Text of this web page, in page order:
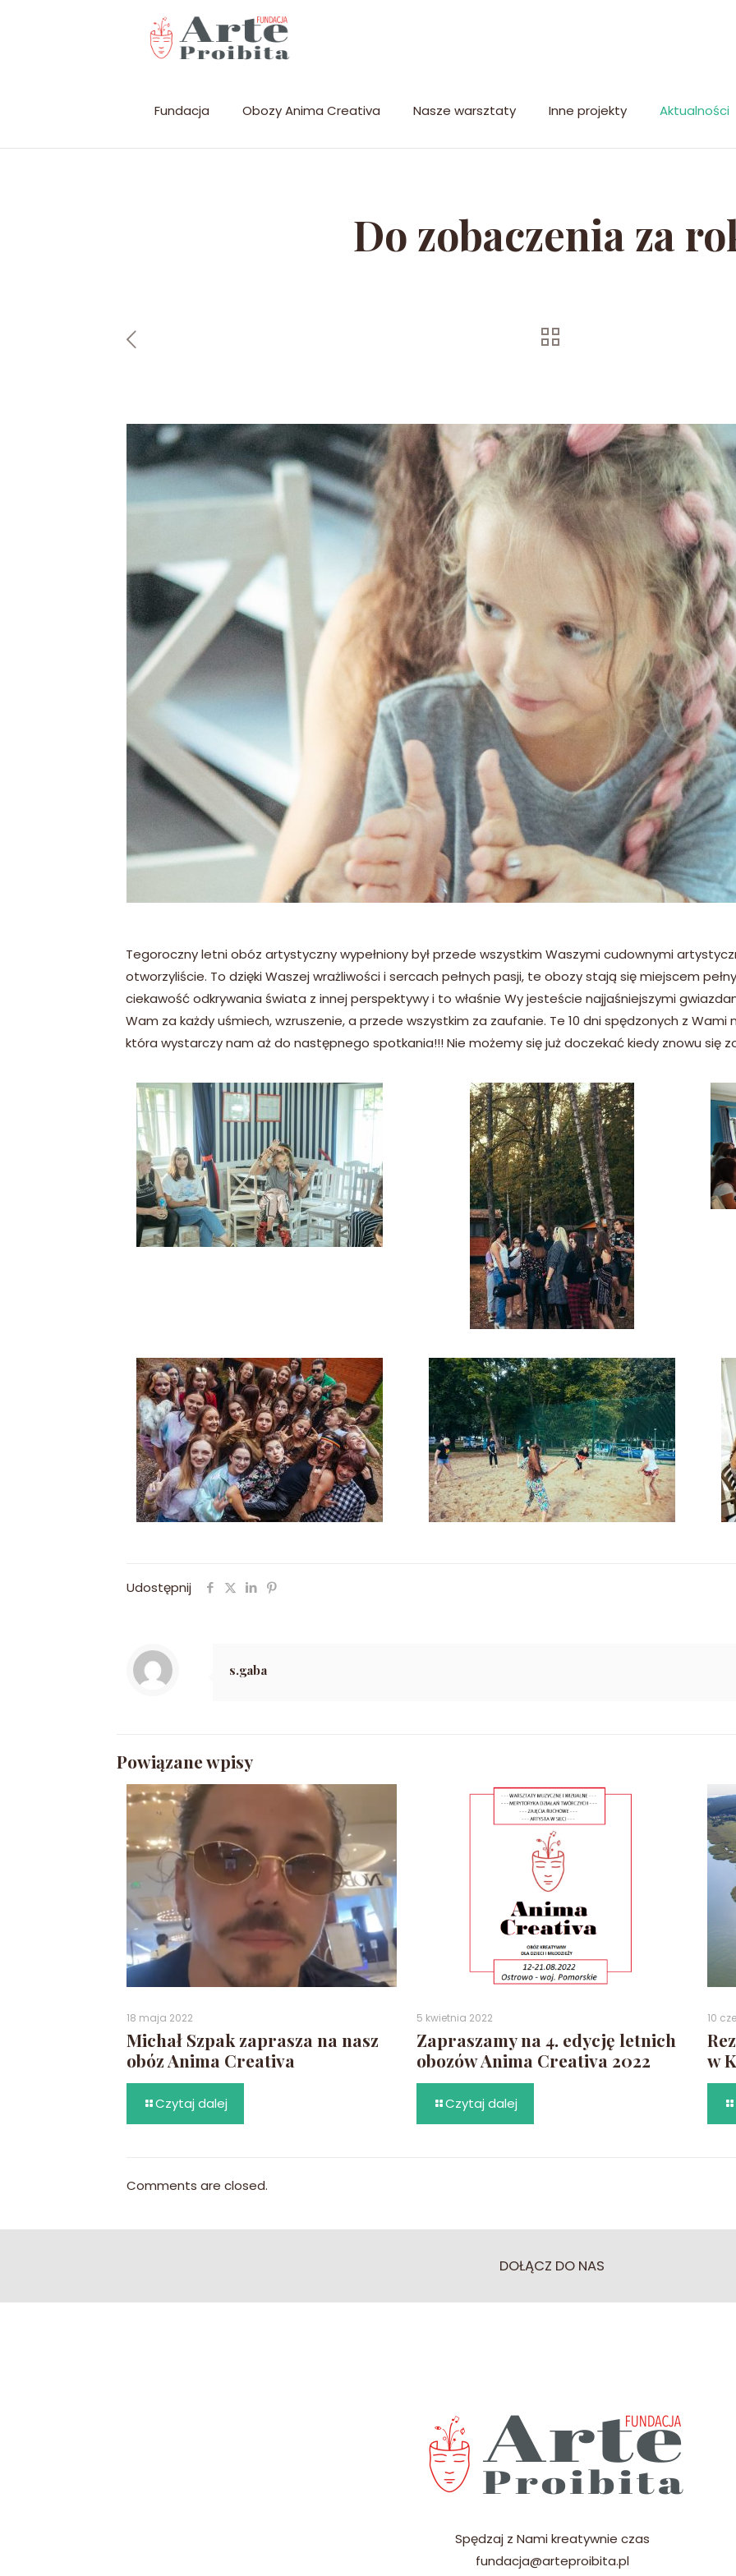
Fundacja Obozy Anima Creativa Nasze warsztaty Inne projekty Aktualności
Do zobaczenia za
Tegorocznyletni obóz artystyczny wypełniony był przede wszystkim Waszymi cudownymi
otworzyliście. To dzięki Waszej wrażliwości i sercach pełnych pasji, te obozy stają się miejscem
ciekawość odkrywania świata z innej perspektywy i to właśnie Wy jesteście najjaśniejszymi
Wam za każdy uśmiech, wzruszenie, a przede wszystkim za zaufanie. Te 10 dni spędzonych z Wami
która wystarczy nam aż do następnego spotkania!!! Nie możemy się już doczekać kiedy znowu się
Udostępnij
s.gaba
Powiązane wpisy
18 maja 2022
Michał Szpak zaprasza na nasz
obóz Anima Creativa
Czytaj dalej
5 kwietnia 2022
Zapraszamy na 4. edycję letnich
obozów Anima Creativa 2022
Czytaj dalej
10
w
Comments are closed.
DOŁĄCZ DO NAS
Spędzaj z Nami kreatywnie czas
fundacja@arteproibita.pl